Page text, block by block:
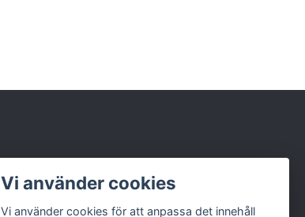
Vi använder cookies
Vi använder cookies för att anpassa det innehåll